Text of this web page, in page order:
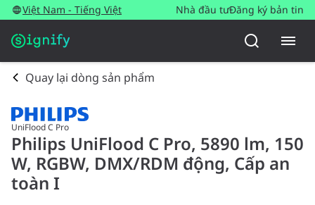
Việt Nam - Tiếng Việt Nhà đầu tưĐăng ký bản tin
Quay lại dòng sản phẩm
UniFlood C Pro
Philips UniFlood C Pro, 5890 lm, 150
W, RGBW, DMX/RDM động, Cấp an
toàn I